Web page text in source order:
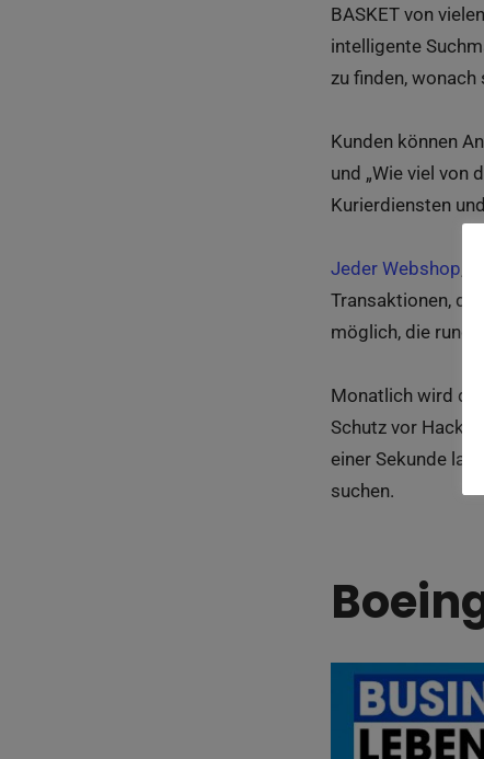
BASKET von
intelligente
zu finden, wonach
Kunden können
und „Wie viel von
Kurierdiensten
Jeder Webshop ,
Transaktionen,
möglich, die rund
Monatlich wird
Schutz vor
einer Sekunde
suchen.